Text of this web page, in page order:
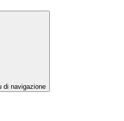
di navigazione